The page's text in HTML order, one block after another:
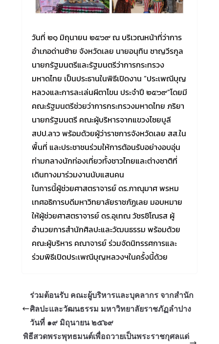
วันที่ ๒๑ มิถุนายน ๒๕๖๙ ณ บริเวณหน้าที่ว่าการ
อำเภอด่านซ้าย จังหวัดเลย นายอนุทิน ชาญวีรกูล
นายกรัฐมนตรีและรัฐมนตรีว่าการกระทรวง
มหาดไทย เป็นประธานในพิธีเปิดงาน “ประเพณีบุญ
หลวงและการละเล่นผีตาโขน ประจำปี ๒๕๖๙”โดยมี
คณะรัฐมนตรีช่วยว่าการกระทรวงมหาดไทย ภริยา
นายกรัฐมนตรี คณะผู้บริหารจากแขวงไซยบูลี
สปป.ลาว พร้อมด้วยผู้ว่าราชการจังหวัดเลย สส.ใน
พื้นที่ และประชาชนร่วมให้การต้อนรับอย่างอบอุ่น
ท่ามกลางนักท่องเที่ยวทั้งชาวไทยและต่างชาติที่
เดินทางมาร่วมงานนับแสนคน
ในการนี้ผู้ช่วยศาสตราจารย์ ดร.ภาณุมาศ พรหม
เทศอธิการบดีมหาวิทยาลัยราชภัฏเลย มอบหมาย
ให้ผู้ช่วยศาสตราจารย์ ดร.อุเทณ วัชรชิโณรส ผู้
อำนวยการสำนักศิลปะและวัฒนธรรม พร้อมด้วย
คณะผู้บริหาร คณาจารย์ ร่วมจัดนิทรรศการและ
ร่วมพิธีเปิดประเพณีบุญหลวงฯในครั้งนี้ด้วย
ร่วมต้อนรับ คณะผู้บริหารและบุคลากร จากสำนัก
ศิลปะและวัฒนธรรม มหาวิทยาลัยราชภัฏลำปาง
วันที่ ๑๙ มิถุนายน ๒๕๖๙
พิธีสวดพระพุทธมนต์เพื่อถวายเป็นพระราชกุศลแด่